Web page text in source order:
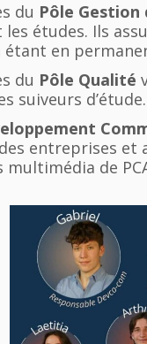
du Pôle
études. Ils
en
du Pôle Qualité
suiveurs d’étude.
entreprises et
de